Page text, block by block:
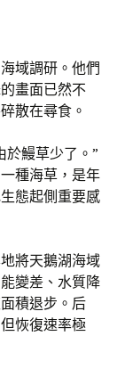
域調研。他們
畫面已然不
散在尋食。
於鰻草少了。”
種海草，是年
態起側重要感
將天鵝湖海域
變差、水質降
積退步。后
恢復速率極